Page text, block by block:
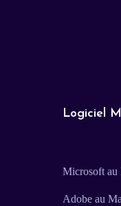
Logiciel
Microsoft au
Adobe au